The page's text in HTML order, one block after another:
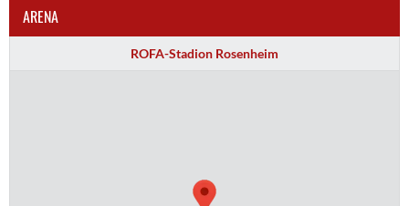
ARENA
ROFA-Stadion Rosenheim